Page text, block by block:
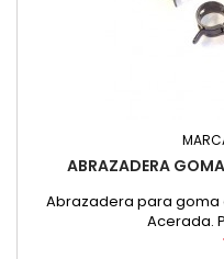
ABRAZADERA
Abrazadera para goma
Acerada.